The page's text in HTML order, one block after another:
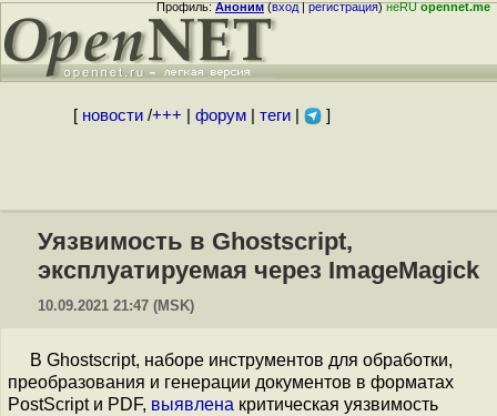
Профиль:Аноним(вход|регистрация)неRUopennet.me
[ новости/+++ форум| теги| ]
Уязвимость в Ghostscript,
эксплуатируемая через ImageMagick
10.09.2021 21:47 (MSK)
В Ghostscript, наборе инструментов для обработки,
преобразования и генерации документов в форматах
PostScript и PDF, выявлена критическая уязвимость